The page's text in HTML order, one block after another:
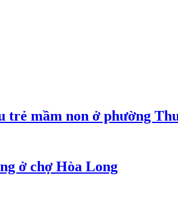
trẻ mầm non ở phường
ở chợ Hòa Long